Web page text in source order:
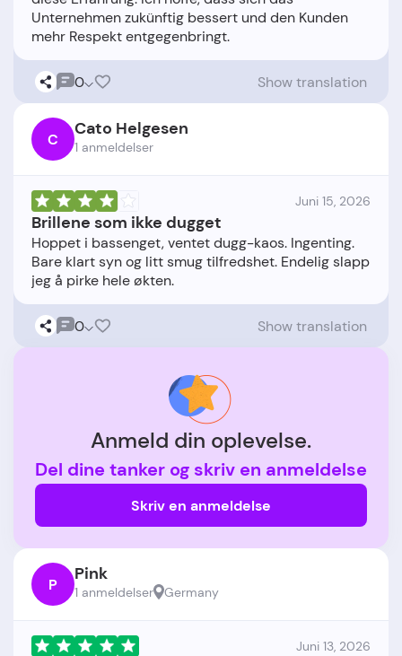
Unternehmen zukünftig bessert und den Kunden
0 Show translation
C Cato Helgesen
1 anmeldelser
Juni 15, 2026
Brillene som ikke dugget
Hoppet i bassenget, ventet dugg-kaos. Ingenting.
Bare klart syn og litt smug tilfredshet. Endelig slapp
0 Show translation
Anmeld din oplevelse.
Del dine tanker og skriv en anmeldelse
Skriv en anmeldelse
P Pink
1 anmeldelser Germany
Juni 13, 2026